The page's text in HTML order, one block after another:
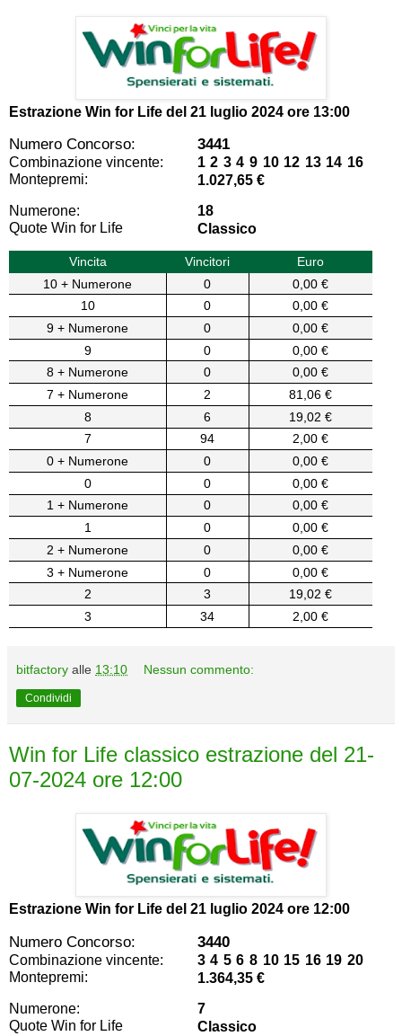
Estrazione Win for Life del 21 luglio 2024 ore 13:00
Numero Concorso: 3441
Combinazione vincente:
1 2 3 4 9 10 12 13 14 16
Montepremi:
1.027,65 €
Numerone:
18
Quote Win for Life
Classico
Vincita Vincitori
Euro
10 + Numerone
0
0,00 €
10
0
0,00 €
9 + Numerone
0
0,00 €
9
0
0,00 €
8 + Numerone
0
0,00 €
7 + Numerone
2
81,06 €
8
6
19,02 €
7
94
2,00 €
0 + Numerone
0
0,00 €
0
0
0,00 €
1 + Numerone
0
0,00 €
1
0
0,00 €
2 + Numerone
0
0,00 €
3 + Numerone
0
0,00 €
2
3
19,02 €
3
34 2,00 €
bitfactory alle 13:10 Nessun commento:
Condividi
Win for Life classico estrazione del 21-
07-2024 ore 12:00
Estrazione Win for Life del 21 luglio 2024 ore 12:00
Numero Concorso: 3440
Combinazione vincente:
3 4 5 6 8 10 15 16 19 20
Montepremi:
1.364,35 €
Numerone:
7
Quote Win for Life
Classico